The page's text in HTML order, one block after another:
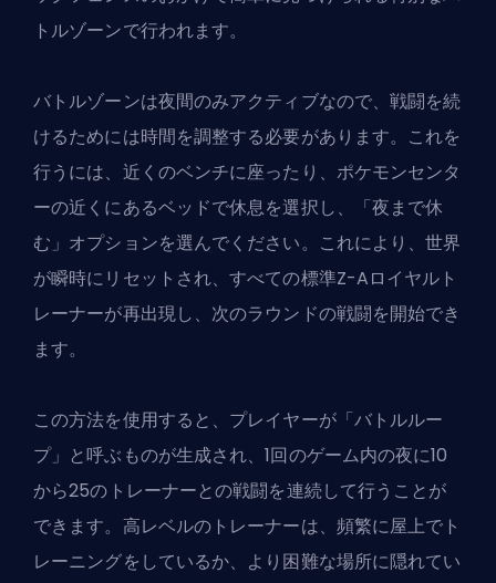
トルゾーンで行われます。
バトルゾーンは夜間のみアクティブなので、戦闘を続
けるためには時間を調整する必要があります。これを
行うには、近くのベンチに座ったり、ポケモンセンタ
ーの近くにあるベッドで休息を選択し、「夜まで休
む」オプションを選んでください。これにより、世界
が瞬時にリセットされ、すべての標準Z-Aロイヤルト
レーナーが再出現し、次のラウンドの戦闘を開始でき
ます。
この方法を使用すると、プレイヤーが「バトルルー
プ」と呼ぶものが生成され、1回のゲーム内の夜に10
から25のトレーナーとの戦闘を連続して行うことが
できます。高レベルのトレーナーは、頻繁に屋上でト
レーニングをしているか、より困難な場所に隠れてい